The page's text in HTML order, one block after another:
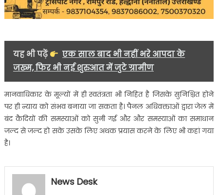
यह भी पढ़ें
एक साल बाद भी नहीं भरे आपदा के
जख्म, फिर भी नई शुरुआत में जुटे ग्रामीण
मानवाधिकार के मूल्यों में ही स्वतंत्रता भी निहित है जिसके सुनिश्चित होने
पर ही न्याय को संभव बनाया जा सकता है। पैनल अधिवक्ताओं द्वारा जेल में
बंद कैदियों की समस्याओं को सुनी गई और और समस्याओं का समाधान
जल्द से जल्द हो सके उसके लिए अथक प्रयास करने के लिए भी कहां गया
है।
News Desk